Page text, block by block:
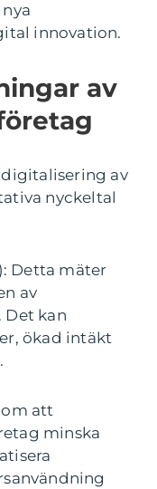
innovation.
av
av
nyckeltal
Detta mäter
av
kan
ökad intäkt
att
minska